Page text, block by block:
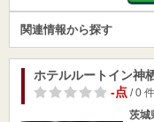
関連情報から探す
ホテルルートイン神
-点/ 0 件
茨城